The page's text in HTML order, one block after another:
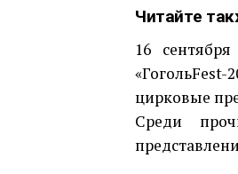
Читайте
16
цирковые
Среди